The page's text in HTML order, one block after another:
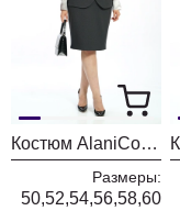
Костюм AlaniCollection 2606
Размеры:
50,52,54,56,58,60